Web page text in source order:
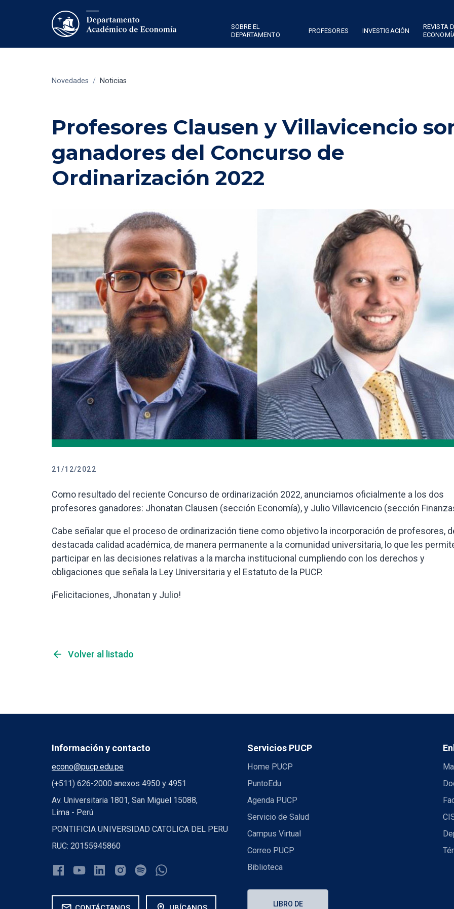
SOBRE EL
DEPARTAMENTO
PROFESORES INVESTIGACIÓN
REVISTA
Novedades / Noticias
Profesores Clausen y Villavicencio
ganadores del Concurso de
Ordinarización 2022
21/12/2022
Como resultado del reciente Concurso de ordinarización 2022, anunciamos oficialmente a los dos
profesores ganadores: Jhonatan Clausen (sección Economía), y Julio Villavicencio (sección
Cabe señalar que el proceso de ordinarización tiene como objetivo la incorporación de profesores,
destacada calidad académica, de manera permanente a la comunidad universitaria, lo que les
participar en las decisiones relativas a la marcha institucional cumpliendo con los derechos y
obligaciones que señala la Ley Universitaria y el Estatuto de la PUCP.
¡Felicitaciones, Jhonatan y Julio!
arrow_back Volver al listado
Información y contacto
econo@pucp.edu.pe
(+511) 626-2000 anexos 4950 y 4951
Av. Universitaria 1801, San Miguel 15088,
Lima - Perú
PONTIFICIA UNIVERSIDAD CATOLICA DEL PERU
RUC: 20155945860
Servicios PUCP
Home PUCP
PuntoEdu
Agenda PUCP
Servicio de Salud
Campus Virtual
Correo PUCP
Biblioteca
LIBRO DE